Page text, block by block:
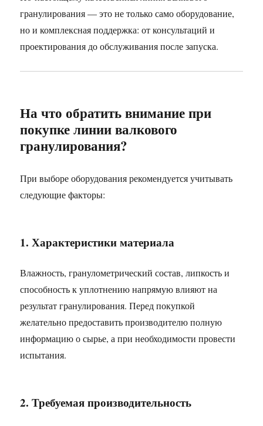
гранулирования — это не только само оборудование,
но и комплексная поддержка: от консультаций и
проектирования до обслуживания после запуска.
На что обратить внимание при
покупке линии валкового
гранулирования?
При выборе оборудования рекомендуется учитывать
следующие факторы:
1. Характеристики материала
Влажность, гранулометрический состав, липкость и
способность к уплотнению напрямую влияют на
результат гранулирования. Перед покупкой
желательно предоставить производителю полную
информацию о сырье, а при необходимости провести
испытания.
2. Требуемая производительность